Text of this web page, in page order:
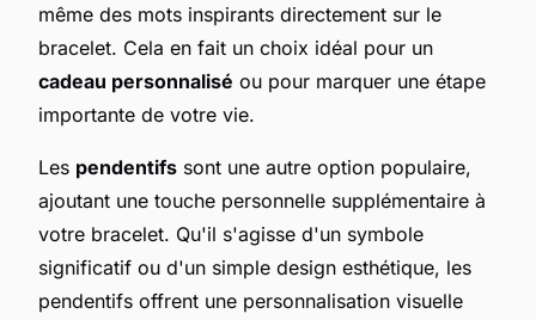
même des mots inspirants directement sur le
bracelet. Cela en fait un choix idéal pour un
cadeau personnalisé ou pour marquer une étape
importante de votre vie.
Les pendentifs sont une autre option populaire,
ajoutant une touche personnelle supplémentaire à
votre bracelet. Qu'il s'agisse d'un symbole
significatif ou d'un simple design esthétique, les
pendentifs offrent une personnalisation visuelle